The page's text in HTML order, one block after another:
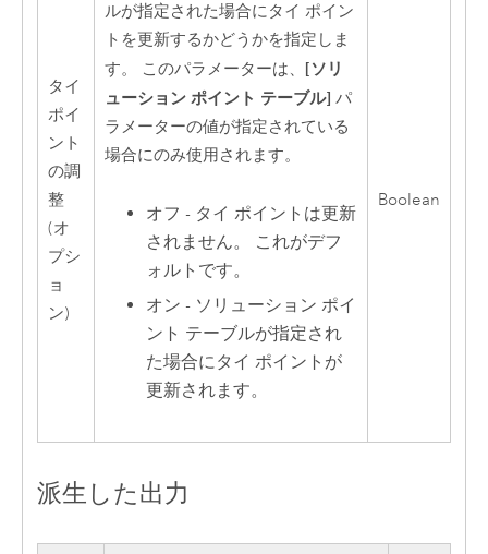
タイ
ポイ
ント
の調
整
(オ
プシ
ョ
ン)
ルが指定された場合にタイ ポイン
トを更新するかどうかを指定しま
す。 このパラメーターは、 [ソリ
ューション ポイント テーブル] パ
ラメーターの値が指定されている
場合にのみ使用されます。
オフ - タイ ポイントは更新
されません。 これがデフ
ォルトです。
オン - ソリューション ポイ
ント テーブルが指定され
た場合にタイ ポイントが
更新されます。
Boolean
派生した出力